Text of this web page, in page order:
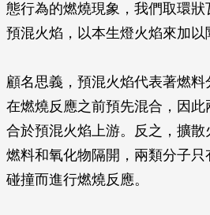
態行為的燃燒現象，我們取環
預混火焰，以本生燈火焰來加以
顧名思義，預混火焰代表著燃
在燃燒反應之前預先混合，因
合於預混火焰上游。反之，擴
燃料和氧化物隔開，兩類分子只
碰撞而進行燃燒反應。